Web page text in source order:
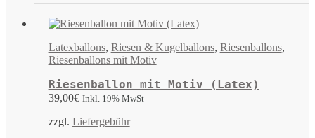
Latexballons, Riesen & Kugelballons, Riesenballons,
Riesenballons mit Motiv
Riesenballon mit Motiv (Latex)
39,00€ Inkl. 19% MwSt
zzgl. Liefergebühr